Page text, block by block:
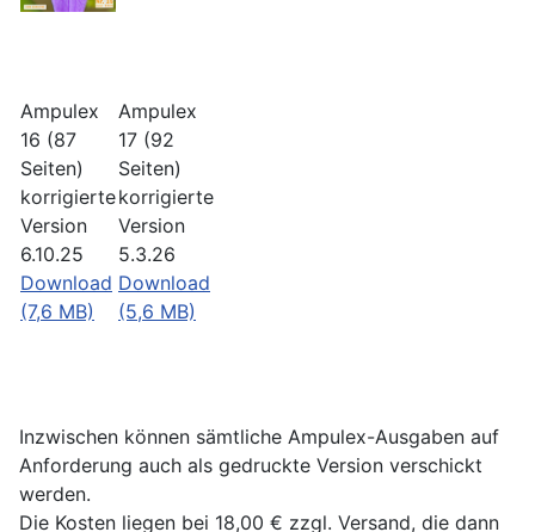
Ampulex
16 (87
Seiten)
korrigierte
Version
6.10.25
Download
(7,6 MB)
Ampulex
17 (92
Seiten)
korrigierte
Version
5.3.26
Download
(5,6 MB)
Inzwischen können sämtliche Ampulex-Ausgaben auf
Anforderung auch als gedruckte Version verschickt
werden.
Die Kosten liegen bei 18,00 € zzgl. Versand, die dann